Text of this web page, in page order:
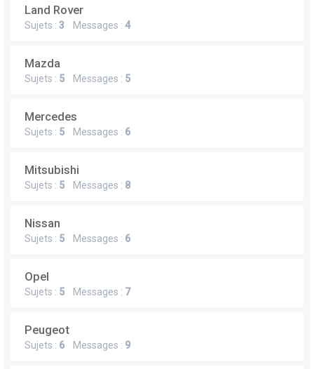
Land Rover
Sujets : 3 Messages : 4
Mazda
Sujets : 5 Messages : 5
Mercedes
Sujets : 5 Messages : 6
Mitsubishi
Sujets : 5 Messages : 8
Nissan
Sujets : 5 Messages : 6
Opel
Sujets : 5 Messages : 7
Peugeot
Sujets : 6 Messages : 9